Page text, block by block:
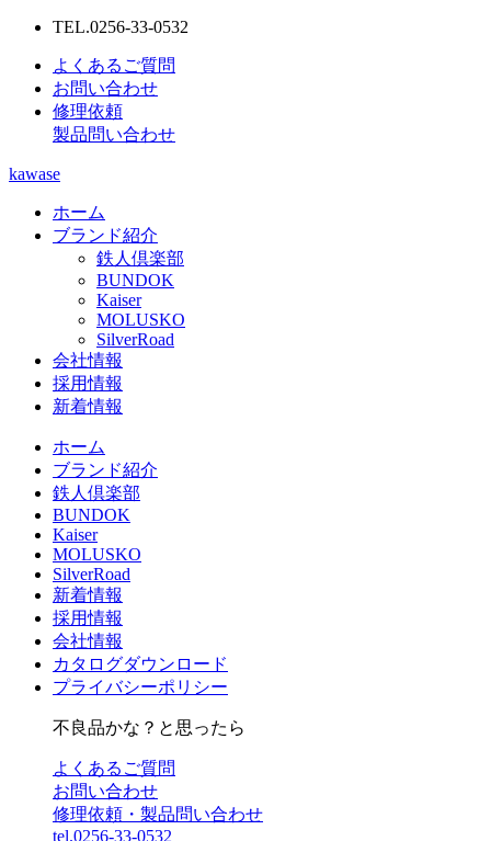
TEL.0256-33-0532
よくあるご質問
お問い合わせ
修理依頼
製品問い合わせ
kawase
ホーム
ブランド紹介
鉄人倶楽部
BUNDOK
Kaiser
MOLUSKO
SilverRoad
会社情報
採用情報
新着情報
ホーム
ブランド紹介
鉄人倶楽部
BUNDOK
Kaiser
MOLUSKO
SilverRoad
新着情報
採用情報
会社情報
カタログダウンロード
プライバシーポリシー
不良品かな？と思ったら
よくあるご質問
お問い合わせ
修理依頼・製品問い合わせ
tel.0256-33-0532